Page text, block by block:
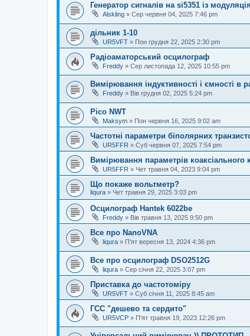
Генератор сигналів на si5351 із
Alskling » Сер червня 04, 2025 7:46 pm
дільник 1-10
UR5VFT » Пон грудня 22, 2025 2:30 pm
Радіоаматорський осцилограф
Freddy » Сер листопада 12, 2025 10:55 pm
Вимірювання індуктивності і ємності в
Freddy » Вів грудня 02, 2025 5:24 pm
Pico NWT
Maksym » Пон червня 16, 2025 9:02 am
Частотні параметри біполярних
UR5FFR » Суб червня 07, 2025 7:54 pm
Вимірювання параметрів коаксіального
UR5FFR » Чет травня 04, 2023 9:04 pm
Що покаже вольтметр?
liqura » Чет травня 29, 2025 3:03 pm
Осцилограф Hantek 6022be
Freddy » Вів травня 13, 2025 9:50 pm
Все про NanoVNA
liqura » П'ят вересня 13, 2024 4:36 pm
Все про осцилограф DSO2512G
liqura » Сер січня 22, 2025 3:07 pm
Приставка до частотоміру
UR5VFT » Суб січня 11, 2025 8:45 am
ГСС "дешево та сердито"
UR5VCP » П'ят травня 19, 2023 12:26 pm